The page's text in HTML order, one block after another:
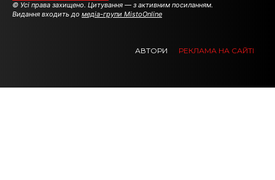
© Усі права захищено. Цитування — з активним посиланням.
Видання входить до медіа-групи MistoOnline
АВТОРИ РЕКЛАМА НА САЙТІ